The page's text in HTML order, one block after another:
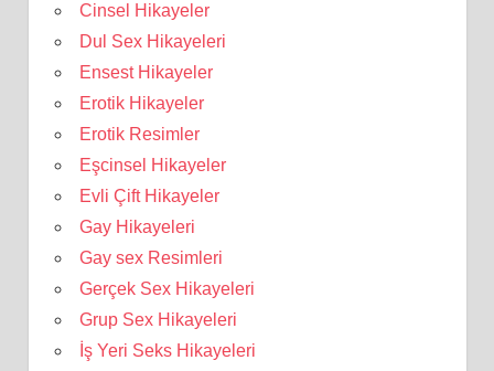
Cinsel Hikayeler
Dul Sex Hikayeleri
Ensest Hikayeler
Erotik Hikayeler
Erotik Resimler
Eşcinsel Hikayeler
Evli Çift Hikayeler
Gay Hikayeleri
Gay sex Resimleri
Gerçek Sex Hikayeleri
Grup Sex Hikayeleri
İş Yeri Seks Hikayeleri